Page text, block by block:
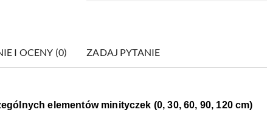
I OCENY (0) ZADAJ PYTANIE
elementów minityczek (0, 30, 60, 90, 120 cm)